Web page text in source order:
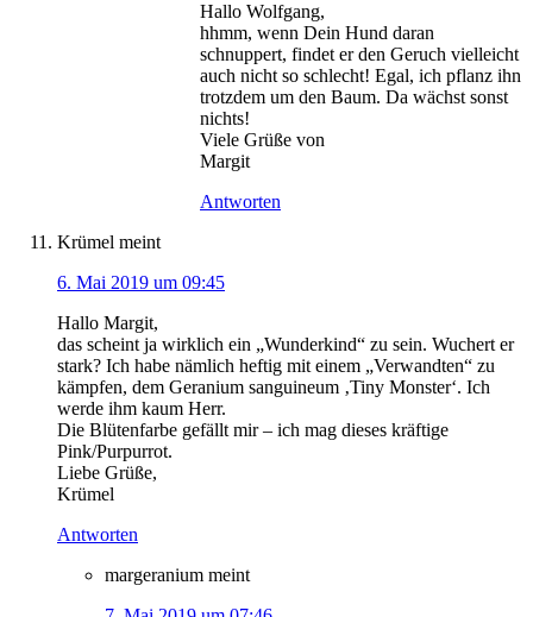
Hallo Wolfgang,
hhmm, wenn Dein Hund daran
schnuppert, findet er den Geruch vielleicht
auch nicht so schlecht! Egal, ich pflanz ihn
trotzdem um den Baum. Da wächst sonst
nichts!
Viele Grüße von
Margit
Antworten
Krümel meint
6. Mai 2019 um 09:45
Hallo Margit,
das scheint ja wirklich ein „Wunderkind“ zu sein. Wuchert er
stark? Ich habe nämlich heftig mit einem „Verwandten“ zu
kämpfen, dem Geranium sanguineum ‚Tiny Monster‘. Ich
werde ihm kaum Herr.
Die Blütenfarbe gefällt mir – ich mag dieses kräftige
Pink/Purpurrot.
Liebe Grüße,
Krümel
Antworten
margeranium meint